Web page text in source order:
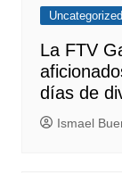
Uncategorized
La FTV
días de
Ismael